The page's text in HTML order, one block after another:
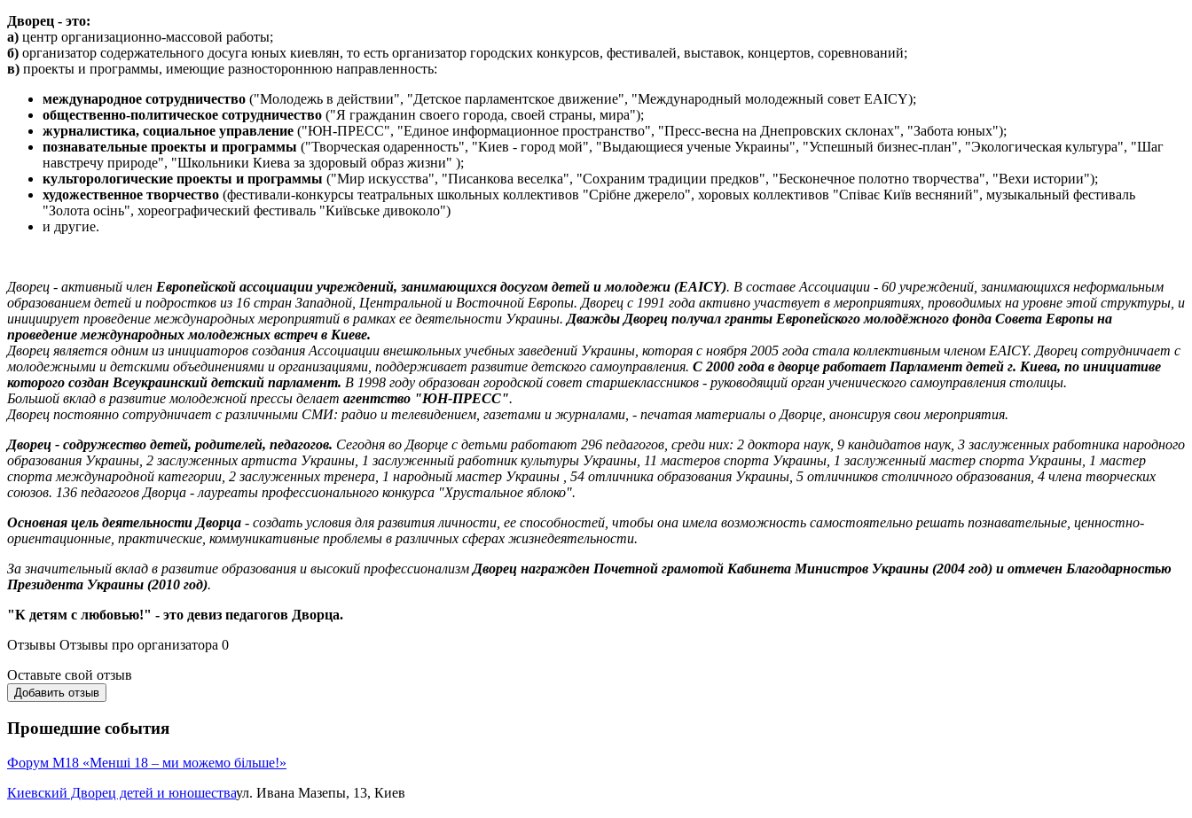
Дворец - это:
a) центр организационно-массовой работы;
б) организатор содержательного досуга юных киевлян, то есть организатор городских конкурсов, фестивалей, выставок, концертов, соревнований;
в) проекты и программы, имеющие разностороннюю направленность:
международное сотрудничество ("Молодежь в действии", "Детское парламентское движение", "Международный молодежный совет EAICY);
общественно-политическое сотрудничество ("Я гражданин своего города, своей страны, мира");
журналистика, социальное управление ("ЮН-ПРЕСС", "Единое информационное пространство", "Пресс-весна на Днепровских склонах", "Забота юных");
познавательные проекты и программы ("Творческая одаренность", "Киев - город мой", "Выдающиеся ученые Украины", "Успешный бизнес-план", "Экологическая культура", "Шаг
навстречу природе", "Школьники Киева за здоровый образ жизни" );
культорологические проекты и программы ("Мир искусства", "Писанкова веселка", "Сохраним традиции предков", "Бесконечное полотно творчества", "Вехи истории");
художественное творчество (фестивали-конкурсы театральных школьных коллективов "Срібне джерело", хоровых коллективов "Співає Київ весняний", музыкальный фестиваль
"Золота осінь", хореографический фестиваль "Київське дивоколо")
и другие.
Дворец - активный член Европейской ассоциации учреждений, занимающихся досугом детей и молодежи (EAICY). В составе Ассоциации - 60 учреждений, занимающихся неформальным
образованием детей и подростков из 16 стран Западной, Центральной и Восточной Европы. Дворец с 1991 года активно участвует в мероприятиях, проводимых на уровне этой структуры, и
инициирует проведение международных мероприятий в рамках ее деятельности Украины. Дважды Дворец получал гранты Европейского молодёжного фонда Совета Европы на
проведение международных молодежных встреч в Киеве.
Дворец является одним из инициаторов создания Ассоциации внешкольных учебных заведений Украины, которая с ноября 2005 года стала коллективным членом EAICY. Дворец сотрудничает с
молодежными и детскими объединениями и организациями, поддерживает развитие детского самоуправления. С 2000 года в дворце работает Парламент детей г. Киева, по инициативе
которого создан Всеукраинский детский парламент. В 1998 году образован городской совет старшеклассников - руководящий орган ученического самоуправления столицы.
Большой вклад в развитие молодежной прессы делает агентство "ЮН-ПРЕСС".
Дворец постоянно сотрудничает с различными СМИ: радио и телевидением, газетами и журналами, - печатая материалы о Дворце, анонсируя свои мероприятия.
Дворец - содружество детей, родителей, педагогов. Сегодня во Дворце с детьми работают 296 педагогов, среди них: 2 доктора наук, 9 кандидатов наук, 3 заслуженных работника народного
образования Украины, 2 заслуженных артиста Украины, 1 заслуженный работник культуры Украины, 11 мастеров спорта Украины, 1 заслуженный мастер спорта Украины, 1 мастер
спорта международной категории, 2 заслуженных тренера, 1 народный мастер Украины , 54 отличника образования Украины, 5 отличников столичного образования, 4 члена творческих
союзов. 136 педагогов Дворца - лауреаты профессионального конкурса "Хрустальное яблоко".
Основная цель деятельности Дворца - создать условия для развития личности, ее способностей, чтобы она имела возможность самостоятельно решать познавательные, ценностно-
ориентационные, практические, коммуникативные проблемы в различных сферах жизнедеятельности.
За значительный вклад в развитие образования и высокий профессионализм Дворец награжден Почетной грамотой Кабинета Министров Украины (2004 год) и отмечен Благодарностью
Президента Украины (2010 год).
"К детям с любовью!" - это девиз педагогов Дворца.
Отзывы Отзывы про организатора 0
Оставьте свой отзыв
Добавить отзыв
Прошедшие события
Форум М18 «Менші 18 – ми можемо більше!»
Киевский Дворец детей и юношестваул. Ивана Мазепы, 13, Киев